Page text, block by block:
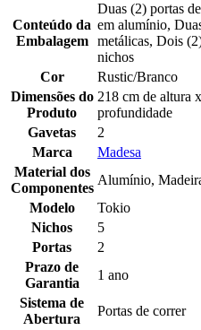
Conteúdo da
Embalagem
Duas (2) portas
em alumínio,
metálicas, Dois
nichos
Cor
Rustic/Branco
Dimensões do
Produto
218 cm de altura
profundidade
Gavetas
2
Marca
Madesa
Material dos
Componentes
Alumínio,
Modelo
Tokio
Nichos
5
Portas
2
Prazo de
Garantia
1 ano
Sistema de
Abertura
Portas de correr